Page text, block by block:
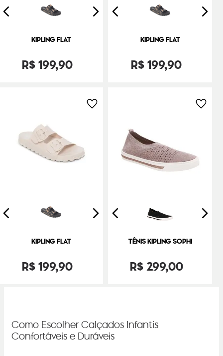
KIPLING FLAT
R$199,90
KIPLING FLAT
R$199,90
KIPLING FLAT
R$199,90
TÊNIS KIPLING SOPHI
R$299,00
Como Escolher Calçados Infantis
Confortáveis e Duráveis